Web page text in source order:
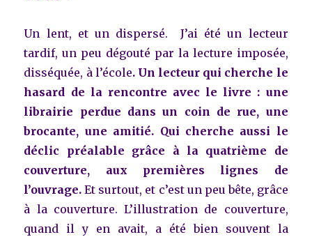
Un lent, et un dispersé. J’ai été un lecteur
tardif, un peu dégouté par la lecture imposée,
disséquée, à l’école. Un lecteur qui cherche le
hasard de la rencontre avec le livre : une
librairie perdue dans un coin de rue, une
brocante, une amitié. Qui cherche aussi le
déclic préalable grâce à la quatrième de
couverture, aux premières lignes de
l’ouvrage. Et surtout, et c’est un peu bête, grâce
à la couverture. L’illustration de couverture,
quand il y en avait, a été bien souvent la